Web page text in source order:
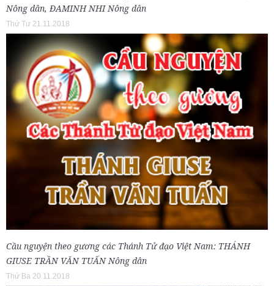
Nông dân, ĐAMINH NHI Nông dân
Thứ Tư 21.11.2018
Cầu nguyện theo gương các Thánh Tử đạo Việt Nam: THÁNH
GIUSE TRẦN VĂN TUẤN Nông dân
Thứ Ba 20.11.2018